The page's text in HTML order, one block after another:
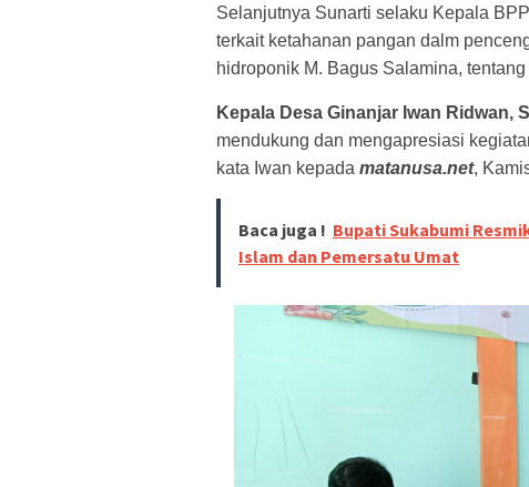
Selanjutnya Sunarti selaku Kepala
terkait ketahanan pangan dalm
hidroponik M. Bagus Salamina,
Kepala Desa Ginanjar Iwan Ridwan,
mendukung dan mengapresiasi
kata Iwan kepada matanusa.net,
Baca juga ! Bupati Sukabumi
Islam dan Pemersatu Umat